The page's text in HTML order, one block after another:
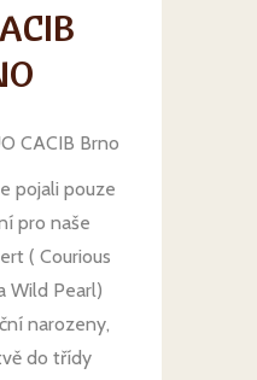
CACIB Brno
pojali pouze
pro naše
( Courious
Wild Pearl)
narozeny,
do třídy